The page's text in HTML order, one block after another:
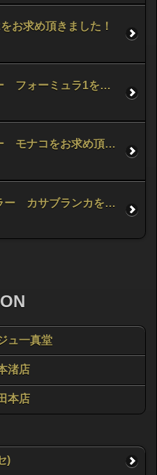
お求め頂きました！
タグ・ホイヤー フォーミュラ1をお求め頂きました！
タグ・ホイヤー モナコをお求め頂きました！
フランクミュラー カサブランカをお求め頂きました！
ュ一真堂
渚店
本店
)